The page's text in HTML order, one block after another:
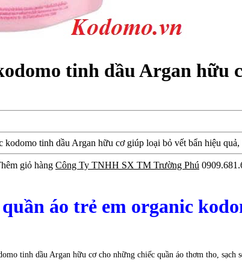
tinh dầu Argan hữu
kodomo tinh dầu Argan hữu cơ giúp loại bỏ vết bẩn hiệu
giỏ hàng Công Ty TNHH SX TM Trường Phú
áo trẻ em organic
tinh dầu Argan hữu cơ cho những chiếc quần áo thơm tho, sạch